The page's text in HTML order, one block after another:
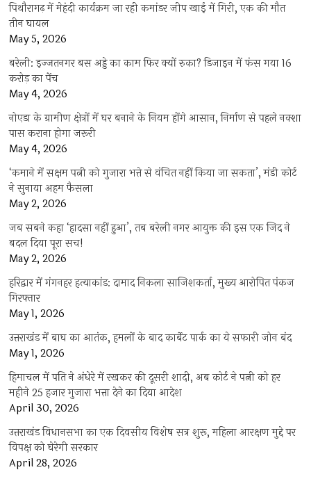
पिथौरागढ़ में मेहंदी कार्यक्रम जा रही कमांडर जीप खाई में गिरी, एक की मौत
तीन घायल
May 5, 2026
बरेली: इज्जतनगर बस अड्डे का काम फिर क्यों रुका? डिजाइन में फंस गया 16
करोड़ का पेंच
May 4, 2026
नोएडा के ग्रामीण क्षेत्रों में घर बनाने के नियम होंगे आसान, निर्माण से पहले नक्शा
पास कराना होगा जरूरी
May 4, 2026
‘कमाने में सक्षम पत्नी को गुजारा भत्ते से वंचित नहीं किया जा सकता’, मंडी कोर्ट
ने सुनाया अहम फैसला
May 2, 2026
जब सबने कहा ‘हादसा नहीं हुआ’, तब बरेली नगर आयुक्त की इस एक जिद ने
बदल दिया पूरा सच!
May 2, 2026
हरिद्वार में गंगनहर हत्याकांड: दामाद निकला साजिशकर्ता, मुख्य आरोपित पंकज
गिरफ्तार
May 1, 2026
उत्तराखंड में बाघ का आतंक, हमलों के बाद कार्बेट पार्क का ये सफारी जोन बंद
May 1, 2026
हिमाचल में पति ने अंधेरे में रखकर की दूसरी शादी, अब कोर्ट ने पत्नी को हर
महीने 25 हजार गुजारा भत्ता देने का दिया आदेश
April 30, 2026
उत्तराखंड विधानसभा का एक दिवसीय विशेष सत्र शुरू, महिला आरक्षण मुद्दे पर
विपक्ष को घेरेगी सरकार
April 28, 2026